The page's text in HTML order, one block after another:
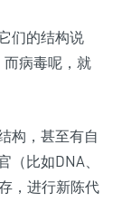
们的结构说
而病毒呢，就
构，甚至有自
比如DNA、
，进行新陈代